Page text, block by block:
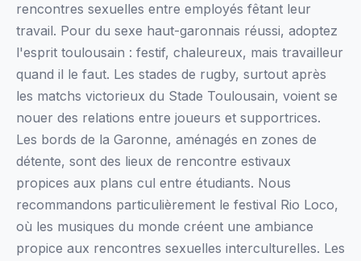
rencontres sexuelles entre employés fêtant leur
travail. Pour du sexe haut-garonnais réussi, adoptez
l'esprit toulousain : festif, chaleureux, mais travailleur
quand il le faut. Les stades de rugby, surtout après
les matchs victorieux du Stade Toulousain, voient se
nouer des relations entre joueurs et supportrices.
Les bords de la Garonne, aménagés en zones de
détente, sont des lieux de rencontre estivaux
propices aux plans cul entre étudiants. Nous
recommandons particulièrement le festival Rio Loco,
où les musiques du monde créent une ambiance
propice aux rencontres sexuelles interculturelles. Les